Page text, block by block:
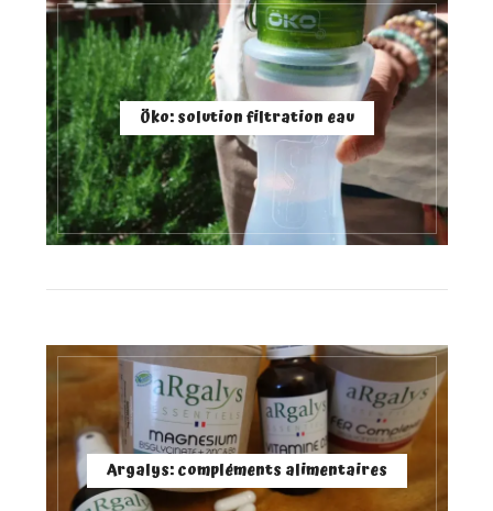
Öko: solution filtration eau
Argalys: compléments alimentaires